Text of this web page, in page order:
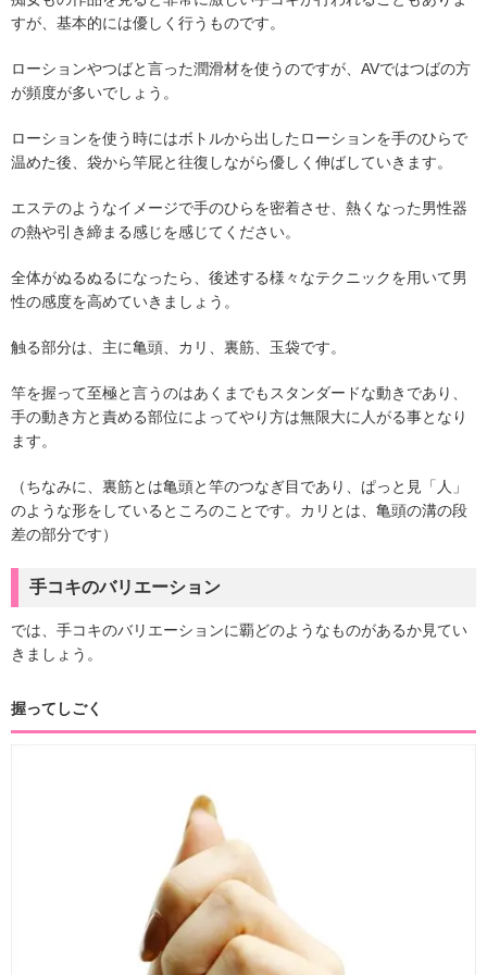
すが、基本的には優しく行うものです。
ローションやつばと言った潤滑材を使うのですが、AVではつばの方
が頻度が多いでしょう。
ローションを使う時にはボトルから出したローションを手のひらで
温めた後、袋から竿屁と往復しながら優しく伸ばしていきます。
エステのようなイメージで手のひらを密着させ、熱くなった男性器
の熱や引き締まる感じを感じてください。
全体がぬるぬるになったら、後述する様々なテクニックを用いて男
性の感度を高めていきましょう。
触る部分は、主に亀頭、カリ、裏筋、玉袋です。
竿を握って至極と言うのはあくまでもスタンダードな動きであり、
手の動き方と責める部位によってやり方は無限大に人がる事となり
ます。
（ちなみに、裏筋とは亀頭と竿のつなぎ目であり、ぱっと見「人」
のような形をしているところのことです。カリとは、亀頭の溝の段
差の部分です）
手コキのバリエーション
では、手コキのバリエーションに覇どのようなものがあるか見てい
きましょう。
握ってしごく